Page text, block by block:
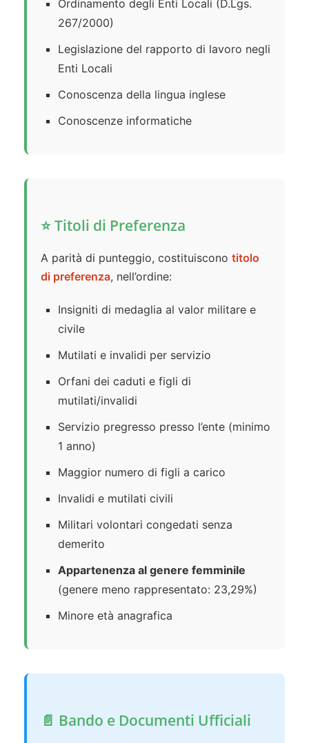
Ordinamento degli Enti Locali (D.Lgs.
267/2000)
Legislazione del rapporto di lavoro negli
Enti Locali
Conoscenza della lingua inglese
Conoscenze informatiche
⭐ Titoli di Preferenza
A parità di punteggio, costituiscono titolo
di preferenza, nell’ordine:
Insigniti di medaglia al valor militare e
civile
Mutilati e invalidi per servizio
Orfani dei caduti e figli di
mutilati/invalidi
Servizio pregresso presso l’ente (minimo
1 anno)
Maggior numero di figli a carico
Invalidi e mutilati civili
Militari volontari congedati senza
demerito
Appartenenza al genere femminile
(genere meno rappresentato: 23,29%)
Minore età anagrafica
📄 Bando e Documenti Ufficiali